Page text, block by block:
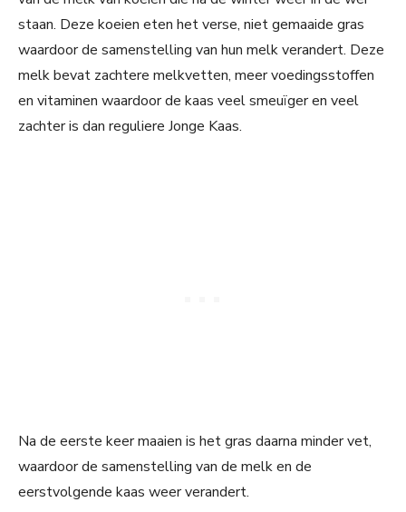
staan. Deze koeien eten het verse, niet gemaaide gras
waardoor de samenstelling van hun melk verandert. Deze
melk bevat zachtere melkvetten, meer voedingsstoffen
en vitaminen waardoor de kaas veel smeuïger en veel
zachter is dan reguliere Jonge Kaas.
Na de eerste keer maaien is het gras daarna minder vet,
waardoor de samenstelling van de melk en de
eerstvolgende kaas weer verandert.